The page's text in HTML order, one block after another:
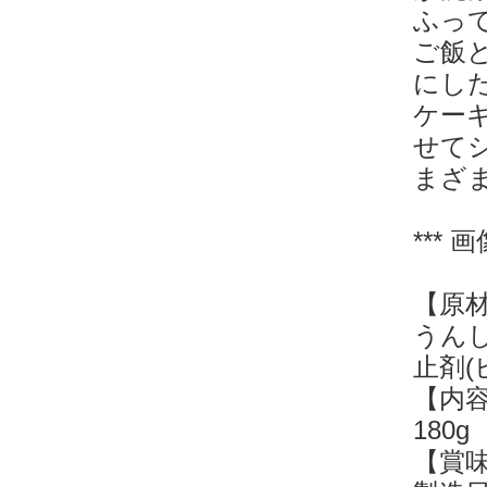
ふっ
ご飯
にし
ケー
せて
まざ
*** 画
【原
うん
止剤(
【内
180g
【賞